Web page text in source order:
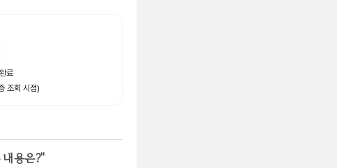
료
조회 시점)
용은?"